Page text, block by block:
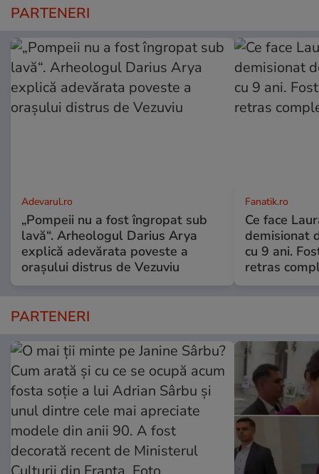
PARTENERI
Adevarul.ro
„Pompeii nu a fost îngropat sub
lavă“. Arheologul Darius Arya
explică adevărata poveste a
orașului distrus de Vezuviu
Fanatik.ro
Ce face
demisionat
cu 9 ani.
retras
PARTENERI